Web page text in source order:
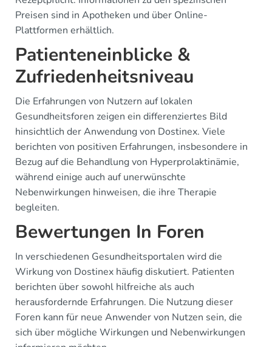
Preisen sind in Apotheken und über Online-
Plattformen erhältlich.
Patienteneinblicke &
Zufriedenheitsniveau
Die Erfahrungen von Nutzern auf lokalen
Gesundheitsforen zeigen ein differenziertes Bild
hinsichtlich der Anwendung von Dostinex. Viele
berichten von positiven Erfahrungen, insbesondere in
Bezug auf die Behandlung von Hyperprolaktinämie,
während einige auch auf unerwünschte
Nebenwirkungen hinweisen, die ihre Therapie
begleiten.
Bewertungen In Foren
In verschiedenen Gesundheitsportalen wird die
Wirkung von Dostinex häufig diskutiert. Patienten
berichten über sowohl hilfreiche als auch
herausfordernde Erfahrungen. Die Nutzung dieser
Foren kann für neue Anwender von Nutzen sein, die
sich über mögliche Wirkungen und Nebenwirkungen